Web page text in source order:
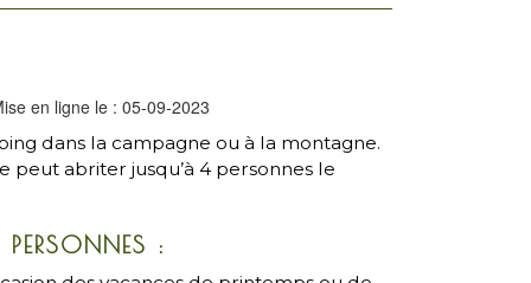
en ligne le : 05-09-2023
dans la campagne ou à la montagne.
abriter jusqu’à 4 personnes le
: